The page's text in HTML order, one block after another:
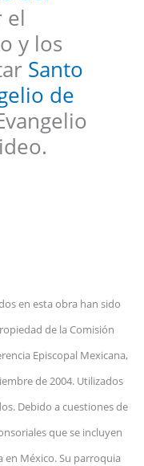
y los
Santo
de
en esta obra han sido
de la Comisión
Episcopal Mexicana,
de 2004. Utilizados
Debido a cuestiones de
que se incluyen
en México. Su parroquia